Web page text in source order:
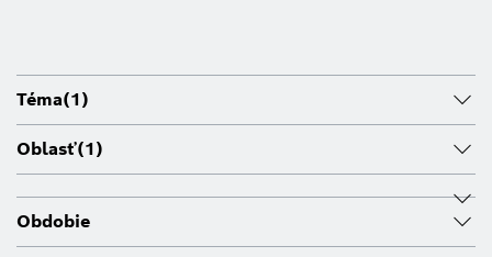
Téma(1)
Oblasť(1)
Obdobie